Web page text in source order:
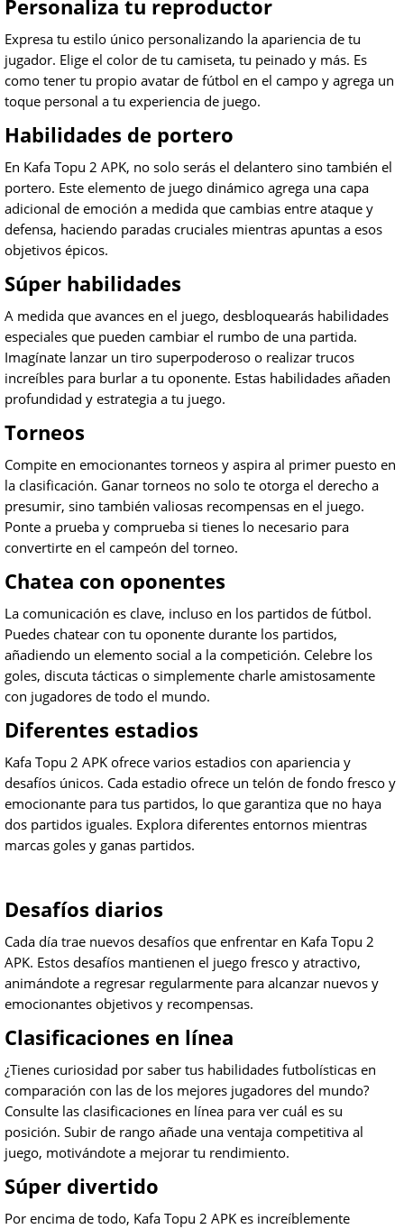
Personaliza tu reproductor
Expresa tu estilo único personalizando la apariencia de tu
jugador. Elige el color de tu camiseta, tu peinado y más. Es
como tener tu propio avatar de fútbol en el campo y agrega un
toque personal a tu experiencia de juego.
Habilidades de portero
En Kafa Topu 2 APK, no solo serás el delantero sino también el
portero. Este elemento de juego dinámico agrega una capa
adicional de emoción a medida que cambias entre ataque y
defensa, haciendo paradas cruciales mientras apuntas a esos
objetivos épicos.
Súper habilidades
A medida que avances en el juego, desbloquearás habilidades
especiales que pueden cambiar el rumbo de una partida.
Imagínate lanzar un tiro superpoderoso o realizar trucos
increíbles para burlar a tu oponente. Estas habilidades añaden
profundidad y estrategia a tu juego.
Torneos
Compite en emocionantes torneos y aspira al primer puesto en
la clasificación. Ganar torneos no solo te otorga el derecho a
presumir, sino también valiosas recompensas en el juego.
Ponte a prueba y comprueba si tienes lo necesario para
convertirte en el campeón del torneo.
Chatea con oponentes
La comunicación es clave, incluso en los partidos de fútbol.
Puedes chatear con tu oponente durante los partidos,
añadiendo un elemento social a la competición. Celebre los
goles, discuta tácticas o simplemente charle amistosamente
con jugadores de todo el mundo.
Diferentes estadios
Kafa Topu 2 APK ofrece varios estadios con apariencia y
desafíos únicos. Cada estadio ofrece un telón de fondo fresco y
emocionante para tus partidos, lo que garantiza que no haya
dos partidos iguales. Explora diferentes entornos mientras
marcas goles y ganas partidos.
Desafíos diarios
Cada día trae nuevos desafíos que enfrentar en Kafa Topu 2
APK. Estos desafíos mantienen el juego fresco y atractivo,
animándote a regresar regularmente para alcanzar nuevos y
emocionantes objetivos y recompensas.
Clasificaciones en línea
¿Tienes curiosidad por saber tus habilidades futbolísticas en
comparación con las de los mejores jugadores del mundo?
Consulte las clasificaciones en línea para ver cuál es su
posición. Subir de rango añade una ventaja competitiva al
juego, motivándote a mejorar tu rendimiento.
Súper divertido
Por encima de todo, Kafa Topu 2 APK es increíblemente